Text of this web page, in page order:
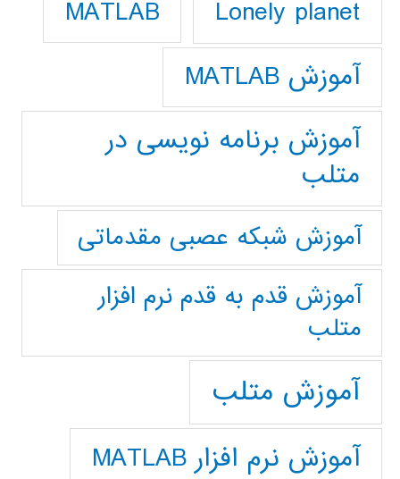
Lonely planet
MATLAB
آموزش MATLAB
آموزش برنامه نویسی در
متلب
آموزش شبکه عصبی مقدماتی
آموزش قدم به قدم نرم افزار
متلب
آموزش متلب
آموزش نرم افزار MATLAB